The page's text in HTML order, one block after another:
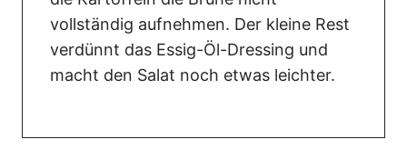
vollständig aufnehmen. Der kleine Rest
verdünnt das Essig-Öl-Dressing und
macht den Salat noch etwas leichter.